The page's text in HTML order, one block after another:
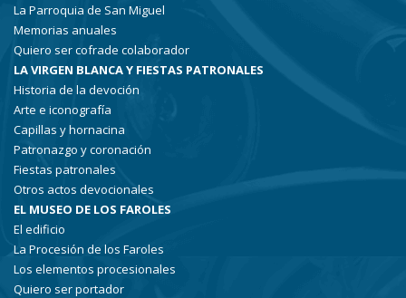
La Parroquia de San Miguel
Memorias anuales
Quiero ser cofrade colaborador
LA VIRGEN BLANCA Y FIESTAS PATRONALES
Historia de la devoción
Arte e iconografía
Capillas y hornacina
Patronazgo y coronación
Fiestas patronales
Otros actos devocionales
EL MUSEO DE LOS FAROLES
El edificio
La Procesión de los Faroles
Los elementos procesionales
Quiero ser portador